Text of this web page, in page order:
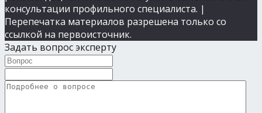
консультации профильного специалиста. |
Перепечатка материалов разрешена только со
ссылкой на первоисточник.
Задать вопрос эксперту